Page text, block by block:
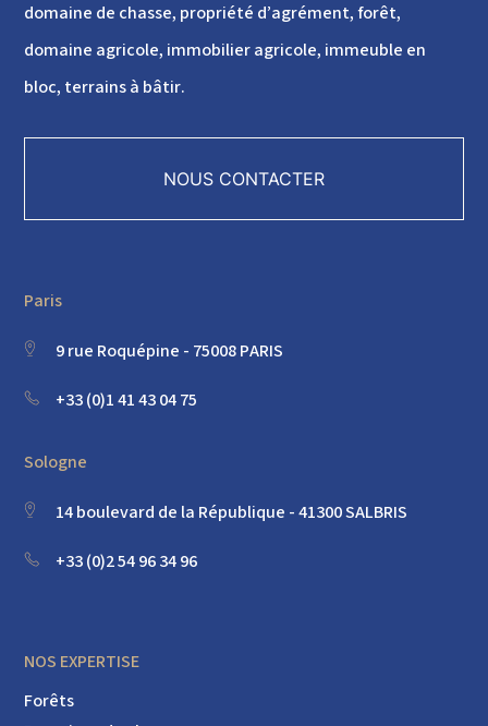
domaine de chasse, propriété d’agrément, forêt,
domaine agricole, immobilier agricole, immeuble en
bloc, terrains à bâtir.
NOUS CONTACTER
Paris
9 rue Roquépine - 75008 PARIS
+33 (0)1 41 43 04 75
Sologne
14 boulevard de la République - 41300 SALBRIS
+33 (0)2 54 96 34 96
NOS EXPERTISE
Forêts